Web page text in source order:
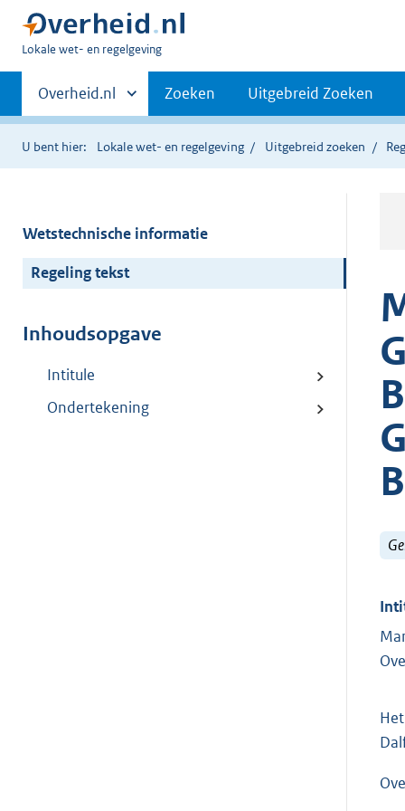
U
hier:
Lokale wet- en regelgeving
Primaire
navigatie
Andere
sites
binnen
Overheid.nl Zoeken Uitgebreid Zoeken
U bent hier: Lokale wet- en regelgeving Uitgebreid zoeken
Wetstechnische informatie
Regeling tekst
Inhoudsopgave
Intitule
Ondertekening